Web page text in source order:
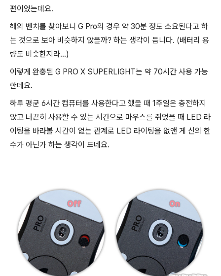
편이었는데요.
해외 벤치를 찾아보니 G Pro의 경우 약 30분 정도 소요된다고 하
는 것으로 보아 비슷하지 않을까? 하는 생각이 듭니다. (배터리 용
량도 비슷한지라...)
이렇게 완충된 G PRO X SUPERLIGHT는 약 70시간 사용 가능
한데요.
하루 평균 6시간 컴퓨터를 사용한다고 했을 때 1주일은 충전하지
않고 너끈히 사용할 수 있는 시간으로 마우스를 쥐었을 때 LED 라
이팅을 바라볼 시간이 없는 관계로 LED 라이팅을 없앤 게 신의 한
수가 아닌가 하는 생각이 드네요.